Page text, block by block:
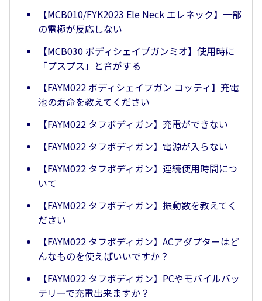
【MCB010/FYK2023 Ele Neck エレネック】一部
の電極が反応しない
【MCB030 ボディシェイプガンミオ】使用時に
「プスプス」と音がする
【FAYM022 ボディシェイプガン コッティ】充電
池の寿命を教えてください
【FAYM022 タフボディガン】充電ができない
【FAYM022 タフボディガン】電源が入らない
【FAYM022 タフボディガン】連続使用時間につ
いて
【FAYM022 タフボディガン】振動数を教えてく
ださい
【FAYM022 タフボディガン】ACアダプターはど
んなものを使えばいいですか？
【FAYM022 タフボディガン】PCやモバイルバッ
テリーで充電出来ますか？